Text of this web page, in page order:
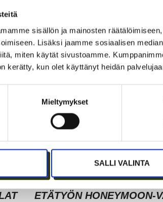
sisällön ja mainosten
Lisäksi jaamme sosiaalisen
miten käytät sivustoamme.
kerätty, kun olet käyttänyt heidän
Mieltymykset
SALLI VALINTA
KUUKIN EEVA RISTKARI
ETÄTYÖN HONEYMOON-